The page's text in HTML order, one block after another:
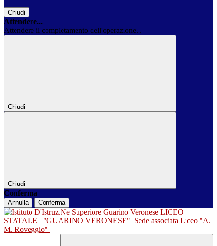
Chiudi
Attendere...
Attendere il completamento dell'operazione...
Chiudi
Chiudi
Conferma
Annulla Conferma
LICEO
STATALE
"GUARINO VERONESE" Sede associata Liceo "A.
M. Roveggio"